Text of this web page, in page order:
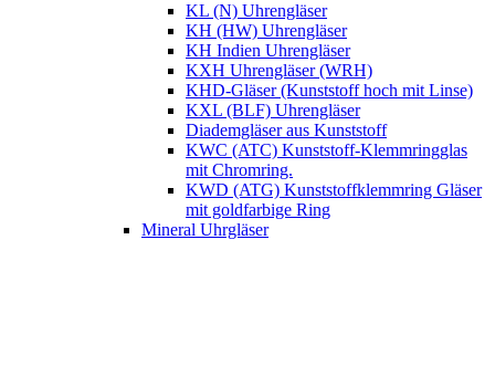
KL (N) Uhrengläser
KH (HW) Uhrengläser
KH Indien Uhrengläser
KXH Uhrengläser (WRH)
KHD-Gläser (Kunststoff hoch mit Linse)
KXL (BLF) Uhrengläser
Diademgläser aus Kunststoff
KWC (ATC) Kunststoff-Klemmringglas
mit Chromring.
KWD (ATG) Kunststoffklemmring Gläser
mit goldfarbige Ring
Mineral Uhrgläser